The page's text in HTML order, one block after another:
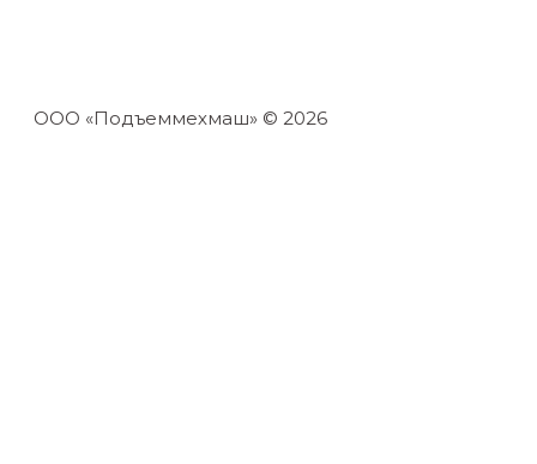
ООО «Подъеммехмаш» © 2026